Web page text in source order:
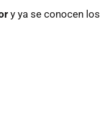
y ya se conocen los